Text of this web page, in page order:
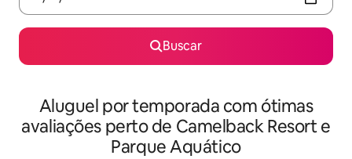
Buscar
Aluguel por temporada com ótimas
avaliações perto de Camelback Resort e
Parque Aquático